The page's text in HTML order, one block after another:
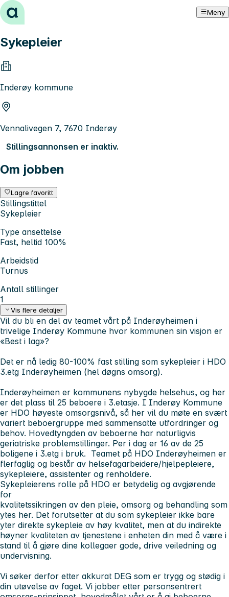
Hopp til innhold Meny
Sykepleier
Inderøy kommune
Vennalivegen 7, 7670 Inderøy
Stillingsannonsen er inaktiv.
Om jobben
Lagre favoritt
Stillingstittel
Sykepleier
Type ansettelse
Fast, heltid 100%
Arbeidstid
Turnus
Antall stillinger
1
Vis flere detaljer
Vil du bli en del av teamet vårt på Inderøyheimen i
trivelige Inderøy Kommune hvor kommunen sin visjon er
«Best i lag»?
Det er nå ledig 80-100% fast stilling som sykepleier i HDO
3.etg Inderøyheimen (hel døgns omsorg).
Inderøyheimen er kommunens nybygde helsehus, og her
er det plass til 25 beboere i 3.etasje. I Inderøy Kommune
er HDO høyeste omsorgsnivå, så her vil du møte en svært
variert beboergruppe med sammensatte utfordringer og
behov. Hovedtyngden av beboerne har naturligvis
geriatriske problemstillinger. Per i dag er 16 av de 25
boligene i 3.etg i bruk. Teamet på HDO Inderøyheimen er
flerfaglig og består av helsefagarbeidere/hjelpepleiere,
sykepleiere, assistenter og renholdere.
Sykepleierens rolle på HDO er betydelig og avgjørende
for
kvalitetssikringen av den pleie, omsorg og behandling som
ytes her. Det forutsetter at du som sykepleier ikke bare
yter direkte sykepleie av høy kvalitet, men at du indirekte
høyner kvaliteten av tjenestene i enheten din med å være i
stand til å gjøre dine kollegaer gode, drive veiledning og
undervisning.
Vi søker derfor etter akkurat DEG som er trygg og stødig i
din utøvelse av faget. Vi jobber etter personsentrert